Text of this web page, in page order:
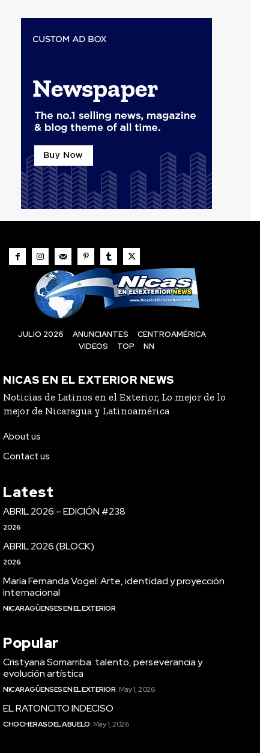
JULIO 2026 ANUNCIANTES
CENTROAMÉRICA
VIDEOS
TOP NN
NICAS EN EL EXTERIOR NEWS
Noticias de Latinos en el Exterior, Lo mejor de lo
mejor de Nicaragua y Latinoamérica
About us
Contact us
Latest
ABRIL 2026 – EDICIÓN #238
2026
ABRIL 2026 (BLOCK)
2026
María Fernanda Vogel: Arte, identidad y proyección
internacional
NICARAGÜENSES EN EL EXTERIOR
Popular
Cristyana Somarriba: talento, perseverancia y
evolución artística
NICARAGÜENSES EN EL EXTERIOR May 1, 2026
EL RATONCITO INDECISO
CHOCHERAS DEL ABUELO May 1, 2026